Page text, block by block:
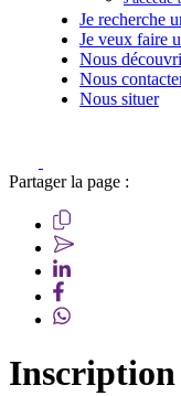
Je recherche
Je veux faire
Nous
Nous
Nous situer
Partager la page :
Inscription